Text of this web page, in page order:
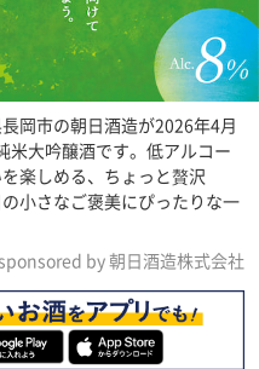
岡市の朝日酒造が2026年4月
米大吟醸酒です。低アルコー
楽しめる、ちょっと贅沢
小さなご褒美にぴったりな一
sponsored by 朝日酒造株式会社